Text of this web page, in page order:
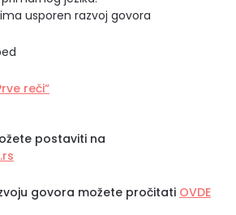
reči“
postaviti na
govora možete pročitati OVDE